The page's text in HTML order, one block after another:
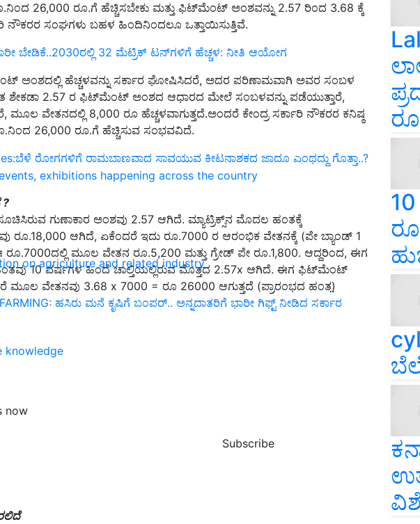
exhibitions happening across the country
on agriculture and related industry
knowledge
now
Subscribe
26,000 ರೂ.ಗೆ ಹೆಚ್ಚಿಸಬೇಕು ಮತ್ತು ಫಿಟ್‌ಮೆಂಟ್ ಅಂಶವನ್ನು 2.57 ರಿಂದ 3.68 ಕ್ಕೆ
ನೌಕರರ ಸಂಘಗಳು ಬಹಳ ಹಿಂದಿನಿಂದಲೂ ಒತ್ತಾಯಿಸುತ್ತಿವೆ.
ಬೇಡಿಕೆ..2030ರಲ್ಲಿ 32 ಮೆಟ್ರಿಕ್‌ ಟನ್‌ಗಳಿಗೆ ಹೆಚ್ಚಳ: ನೀತಿ ಆಯೋಗ
ಅಂಶದಲ್ಲಿ ಹೆಚ್ಚಳವನ್ನು ಸರ್ಕಾರ ಘೋಷಿಸಿದರೆ, ಅದರ ಪರಿಣಾಮವಾಗಿ ಅವರ ಸಂಬಳ
ಶೇಕಡಾ 2.57 ರ ಫಿಟ್‌ಮೆಂಟ್ ಅಂಶದ ಆಧಾರದ ಮೇಲೆ ಸಂಬಳವನ್ನು ಪಡೆಯುತ್ತಾರೆ,
ಮೂಲ ವೇತನದಲ್ಲಿ 8,000 ರೂ ಹೆಚ್ಚಳವಾಗುತ್ತದೆ.ಅಂದರೆ ಕೇಂದ್ರ ಸರ್ಕಾರಿ ನೌಕರರ ಕನಿಷ್ಠ
26,000 ರೂ.ಗೆ ಹೆಚ್ಚಿಸುವ ಸಂಭವವಿದೆ.
ರೋಗಗಳಿಗೆ ರಾಮಬಾಣವಾದ ಸಾವಯುವ ಕೀಟನಾಶಕದ ಜಾದೂ ಎಂಥದ್ದು ಗೊತ್ತಾ..?
ಗುಣಾಕಾರ ಅಂಶವು 2.57 ಆಗಿದೆ. ಮ್ಯಾಟ್ರಿಕ್ಸ್‌ನ ಮೊದಲ ಹಂತಕ್ಕೆ
ಆಗಿದೆ, ಏಕೆಂದರೆ ಇದು ರೂ.7000 ರ ಆರಂಭಿಕ ವೇತನಕ್ಕೆ (ಪೇ ಬ್ಯಾಂಡ್ 1
ಮೂಲ ವೇತನ ರೂ.5,200 ಮತ್ತು ಗ್ರೇಡ್ ಪೇ ರೂ.1,800. ಆದ್ದರಿಂದ, ಈಗ
10 ವರ್ಷಗಳ ಹಿಂದೆ ಚಾಲ್ತಿಯಲ್ಲಿರುವ ಮೊತ್ತದ 2.57x ಆಗಿದೆ. ಈಗ ಫಿಟ್‌ಮೆಂಟ್
ಮೂಲ ವೇತನವು 3.68 x 7000 = ರೂ 26000 ಆಗುತ್ತದೆ (ಪ್ರಾರಂಭದ ಹಂತ)̤̤
FARMING: ಹಸಿರು ಮನೆ ಕೃಷಿಗೆ ಬಂಪರ್.. ಅನ್ನದಾತರಿಗೆ ಭಾರೀ ಗಿಫ್ಟ್‌ ನೀಡಿದ ಸರ್ಕಾರ